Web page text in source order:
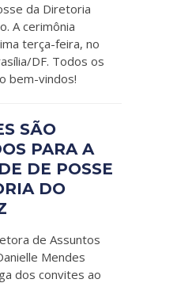
da Diretoria
A cerimônia
terça-feira, no
DF. Todos os
bem-vindos!
SÃO
PARA A
DE POSSE
DO
de Assuntos
Mendes
dos convites ao